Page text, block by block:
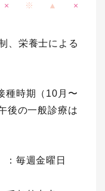
× ※ ▲ ×
、栄養士による
種時期（10月〜
後の一般診療は
：毎週金曜日